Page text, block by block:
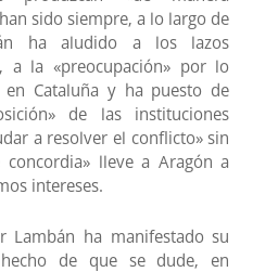
sido siempre, a lo largo de
ha aludido a los lazos
a la «preocupación» por lo
en Cataluña y ha puesto de
de las instituciones
a resolver el conflicto» sin
concordia» lleve a Aragón a
intereses.
Lambán ha manifestado su
de que se dude, en